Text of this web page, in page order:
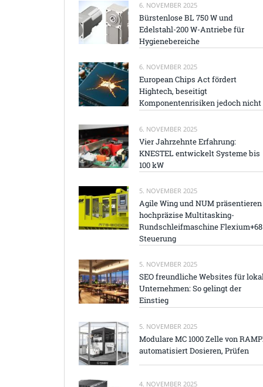
6. NOVEMBER 2025
Bürstenlose BL 750 W und
Edelstahl-200 W-Antriebe für
Hygienebereiche
6. NOVEMBER 2025
European Chips Act fördert
Hightech, beseitigt
Komponentenrisiken jedoch nicht
6. NOVEMBER 2025
Vier Jahrzehnte Erfahrung:
KNESTEL entwickelt Systeme bis
100 kW
5. NOVEMBER 2025
Agile Wing und NUM präsentieren
hochpräzise Multitasking-
Rundschleifmaschine Flexium+68
Steuerung
5. NOVEMBER 2025
SEO freundliche Websites für
Unternehmen: So gelingt der
Einstieg
5. NOVEMBER 2025
Modulare MC 1000 Zelle von
automatisiert Dosieren, Prüfen
4. NOVEMBER 2025